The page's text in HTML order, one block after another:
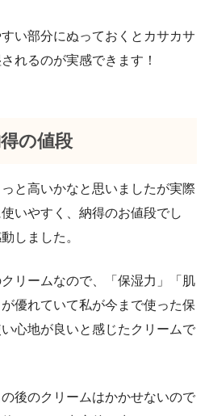
い部分にぬっておくとカサカサ
れるのが実感できます！
の値段
と高いかなと思いましたが実際
いやすく、納得のお値段でし
しました。
リームなので、「保湿力」「肌
優れていて私が今まで使った保
心地が良いと感じたクリームで
後のクリームはかかせないので